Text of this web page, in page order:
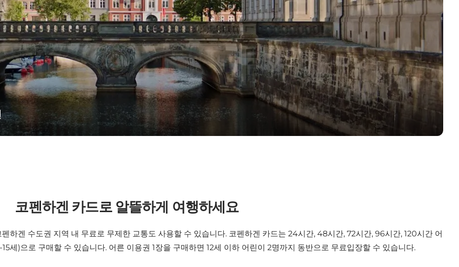
코펜하겐 카드로 알뜰하게 여행하세요
하겐 수도권 지역 내 무료로 무제한 교통도 사용할 수 있습니다. 코펜하겐 카드는 24시간, 48시간, 72시간, 96시간, 120시간 어
세)으로 구매할 수 있습니다. 어른 이용권 1장을 구매하면 12세 이하 어린이 2명까지 동반으로 무료입장할 수 있습니다.